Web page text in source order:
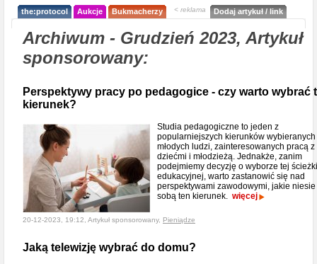
the:protocol Aukcje Bukmacherzy < reklama Dodaj artykuł / link
Archiwum - Grudzień 2023, Artykuł
sponsorowany:
Perspektywy pracy po pedagogice - czy warto wybrać
kierunek?
Studia pedagogiczne to jeden z
popularniejszych kierunków wybieranych
młodych ludzi, zainteresowanych pracą z
dziećmi i młodzieżą. Jednakże, zanim
podejmiemy decyzję o wyborze tej ścieżki
edukacyjnej, warto zastanowić się nad
perspektywami zawodowymi, jakie niesie
sobą ten kierunek. więcej
20-12-2023, 19:12, Artykuł sponsorowany, Pieniądze
Jaką telewizję wybrać do domu?